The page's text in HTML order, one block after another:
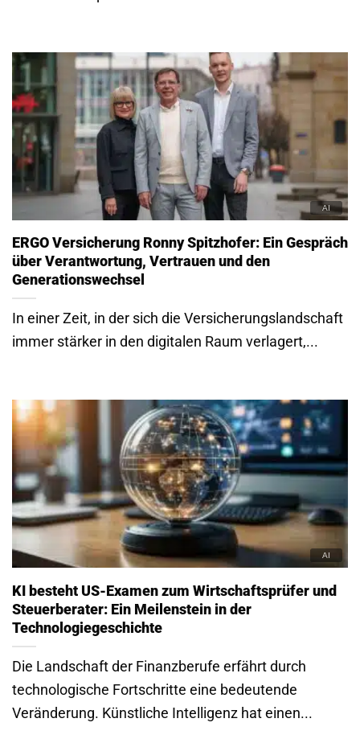
ERGO Versicherung Ronny Spitzhofer: Ein Gespräch
über Verantwortung, Vertrauen und den
Generationswechsel
In einer Zeit, in der sich die Versicherungslandschaft
immer stärker in den digitalen Raum verlagert,...
KI besteht US-Examen zum Wirtschaftsprüfer und
Steuerberater: Ein Meilenstein in der
Technologiegeschichte
Die Landschaft der Finanzberufe erfährt durch
technologische Fortschritte eine bedeutende
Veränderung. Künstliche Intelligenz hat einen...